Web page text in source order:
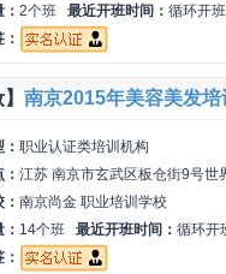
2个班 最近开班时间： 循环开班
南京2015年美容美发培
职业认证类培训机构
江苏 南京市玄武区板仓街9号世
南京尚金 职业培训学校
14个班 最近开班时间： 循环开